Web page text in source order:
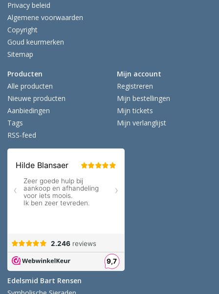
Privacy beleid
Algemene voorwaarden
Copyright
Goud keurmerken
Sitemap
Producten
Alle producten
Nieuwe producten
Aanbiedingen
Tags
RSS-feed
Mijn account
Registreren
Mijn bestellingen
Mijn tickets
Mijn verlanglijst
Edelsmid Bart Rensen